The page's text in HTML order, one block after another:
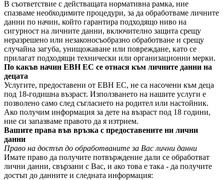
В съответствие с действащата нормативна рамка, ние
спазваме необходимите процедури, за да обработваме личните
данни по начин, който гарантира подходящо ниво на
сигурност на личните данни, включително защита срещу
неразрешено или незаконосъобразно обработване и срещу
случайна загуба, унищожаване или повреждане, като се
прилагат подходящи технически или организационни мерки.
По какъв начин ЕВН ЕС се отнася към личните данни на
децата
Услугите, предоставени от ЕВН ЕС, не са насочени към деца
под 18-годишна възраст. Използването на нашите услуги е
позволено само след съгласието на родител или настойник.
Ако получим информация за дете на възраст под 18 години,
ние си запазваме правото да я изтрием.
Вашите права във връзка с предоставените ни лични
данни
Право на достъп до обработваните за Вас лични данни
Имате право да получите потвърждение дали се обработват
лични данни, свързани с Вас, и ако това е така - да получите
достъп до данните и следната информация: